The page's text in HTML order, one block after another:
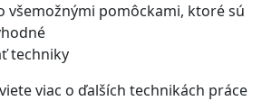
všemožnými pomôckami, ktoré sú
techniky
viac o ďalších technikách práce